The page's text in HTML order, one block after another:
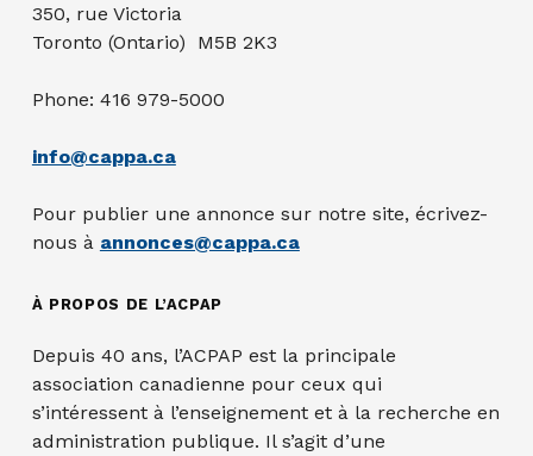
350, rue Victoria
Toronto (Ontario) M5B 2K3
Phone: 416 979-5000
info@cappa.ca
Pour publier une annonce sur notre site, écrivez-
nous à annonces@cappa.ca
À PROPOS DE L’ACPAP
Depuis 40 ans, l’ACPAP est la principale
association canadienne pour ceux qui
s’intéressent à l’enseignement et à la recherche en
administration publique. Il s’agit d’une